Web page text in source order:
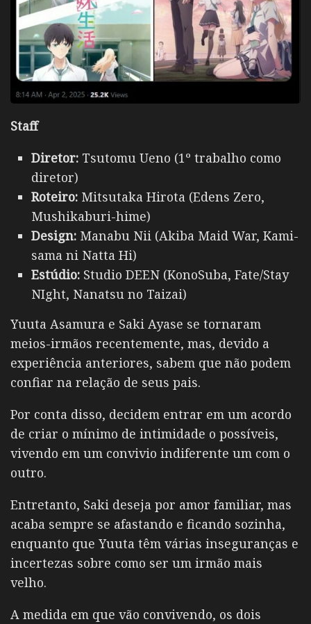
Staff
Diretor: Tsutomu Ueno (1º trabalho como
diretor)
Roteiro: Mitsutaka Hirota (Edens Zero,
Mushikaburi-hime)
Design: Manabu Nii (Akiba Maid War, Kami-
sama ni Natta Hi)
Estúdio: Studio DEEN (KonoSuba, Fate/Stay
NIght, Nanatsu no Taizai)
Yuuta Asamura e Saki Ayase se tornaram
meios-irmãos recentemente, mas, devido a
experiência anteriores, sabem que não podem
confiar na relação de seus pais.
Por conta disso, decidem entrar em um acordo
de criar o mínimo de intimidade o possíveis,
vivendo em um convivio indiferente um com o
outro.
Entretanto, Saki deseja por amor familiar, mas
acaba sempre se afastando e ficando sozinha,
enquanto que Yuuta têm várias inseguranças e
incertezas sobre como ser um irmão mais
velho.
A medida em que vão convivendo, os dois